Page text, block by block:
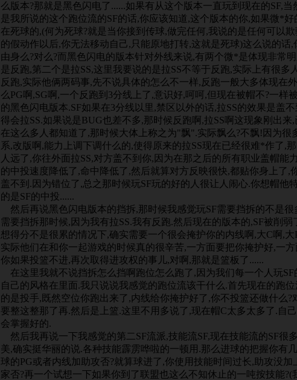
么版本?那就是黑色闪电了......如果有从这个版本一直玩到现在的SF,当
是我所说的这个跑位流的SF的话,你应该知道,这个版本的你,如果微*好
在死球的,(何为死球?就是当你接到传球,做完任何,我说的是任何可以
的假动作以后,你无法移动自己,只能原地打转,这就是死球)这么说的话,
由身么?对么?而黑色闪电的版本针对外线来说,有两个微*是体现非常
是反跑,第二个是拉SS,这里我要说的是拉SS不等于反跑,实际上有很多
反跑,实际他俩两码事,先不说具体的怎么不一样,反跑一般大多体现在
么PG啊,SG啊,一个反跑到3分线上了,意识好,呵呵,但现在被帽不?一样
的黑色闪电版本.SF如果在3分线以里,禁区以外的话,拉SS的效果是盖
得会拉SS.如果说是BUG也差不多,那时候反跑啊,拉SS啊这现象刚出来
在这么多人都知道了,那时候大体上称之为"飘".实际飘么?不飘!因为很
系,改版啊,能力上调下调什么的,使得原来的拉SS现在已经很难*作了,
人远了,你往外面拉SS,对方盖不到你,因为在那之后的所有职业盖帽能
的中投速度降低了,命中降低了,然后就算对方反映很快,都贴你身上了,
盖不到.因为错位了,总之那时候玩SF玩的好的人很让人闹心.你想帽他
的是SF的中投......
然后再说黑色闪电版本的挡拆,那时候我感觉玩SF需要挡拆的不是很
需要挡拆那时候,因为我有拉SS.我有反跑.然后现在的版本的,SF被削弱
想得分不是很累的情况下,确实需要一个很会掩护你的内线啊,大C啊,大
实际他们在和你一起游戏的时候真的很辛苦,一方面要把你掩护好,一
你如果投篮不进,再次取得进攻权的事儿,对啊,那就是篮板了......
在这里我就不说挡拆怎么挡啊跑位怎么跑了,因为我们每一个人玩SF
自己的风格在里面.我只说说我感觉的跑位流该干什么.首先现在的跑
的是投手,既然空位你跑出来了,内线给你掩护好了,你不投篮还做什么?
要整这整那了再.然后是上篮.这里不用多说了,现在帽C太多太多了.自
会掌握好的.
然后我再说一下我感觉的第二SF流派,技能流SF,现在技能流的SF很
美,确实挺华丽的说.各种技能霹雳哗啦的一顿用.那么进球的把握你有
球的PG或者内线加助攻否?就算球进了,你使用技能时间过长,助攻没加
家否?再一个试想一下如果你到了联盟也这么不知休止的一吨按技能?(